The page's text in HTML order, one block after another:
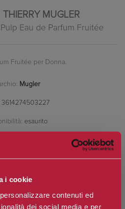
i cookie
contenuti ed
dei social media e per
THIERRY MUGLER
Eau de Parfum Fruitée
Fruitée per Donna.
Mugler
3614274503227
esaurito